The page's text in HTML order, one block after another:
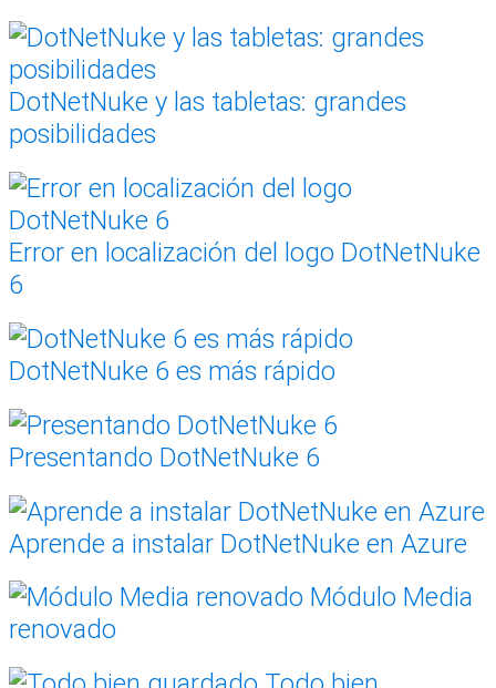
DotNetNuke y las tabletas: grandes
posibilidades
Error en localización del logo DotNetNuke
6
DotNetNuke 6 es más rápido
Presentando DotNetNuke 6
Aprende a instalar DotNetNuke en Azure
Módulo Media
renovado